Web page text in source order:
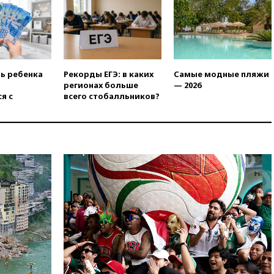
управлении аэропортом
Шереметьево
17:35
Шесть человек
пострадали при ударе ВСУ по
автобусу в Запорожской
области
17:25
В аэропортах Сочи и
Геленджика сняты
склады Wildberries бизнесу
16:55Экс-директору Popcorn
Books запросили четыре года
условно
16:46ЦБ: международные
резервы России снизились
16:35На восстановление
Херсонской области направят
6,8 млрд рублей
ребенка
с
Рекорды ЕГЭ: в каких
регионах больше
всего стобалльников?
Самые модные пляжи
— 2026